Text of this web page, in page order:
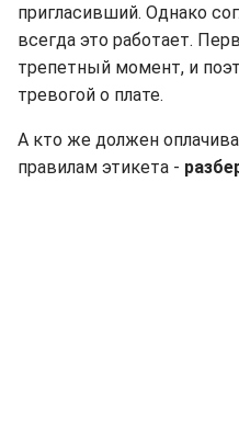
пригласивший. Однако
всегда это работает.
трепетный момент, и
тревогой о плате.
А кто же должен
правилам этикета -